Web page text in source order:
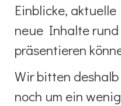
Einblicke,
neue Inhalte rund
präsentieren
Wir bitten
noch um ein